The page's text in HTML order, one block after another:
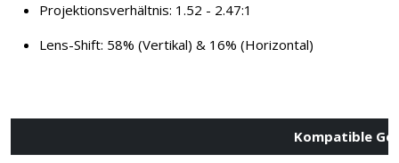
Projektionsverhältnis: 1.52 - 2.47:1
Lens-Shift: 58% (Vertikal) & 16% (Horizontal)
Kompatible